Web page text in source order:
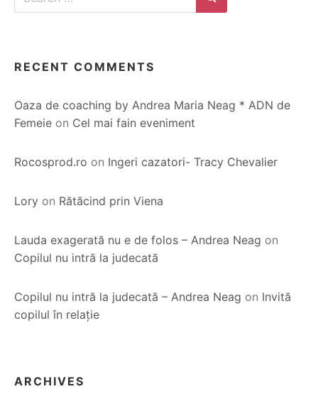
for:
Search
RECENT COMMENTS
Oaza de coaching by Andrea Maria Neag * ADN de
Femeie on Cel mai fain eveniment
Rocosprod.ro on Ingeri cazatori- Tracy Chevalier
Lory on Rătăcind prin Viena
Lauda exagerată nu e de folos – Andrea Neag on
Copilul nu intră la judecată
Copilul nu intră la judecată – Andrea Neag on Invită
copilul în relație
ARCHIVES